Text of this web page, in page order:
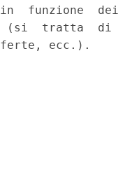
funzione
(si  tratta  di